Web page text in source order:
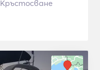
Кръстосване